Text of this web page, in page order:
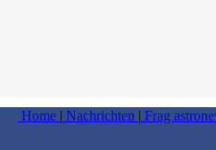
Home | Nachrichten | Frag